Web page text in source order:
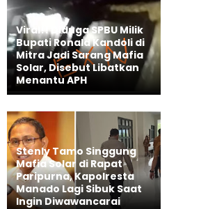
Viral!! Diduga SPBU Milik
Bupati Ronald Kandoli di
Mitra Jadi Sarang Mafia
Solar, Disebut Libatkan
Menantu APH
Stenly Tamo Singgung
Mafia Solar di Rapat
Paripurna, Kapolresta
Manado Lagi Sibuk Saat
Ingin Diwawancarai